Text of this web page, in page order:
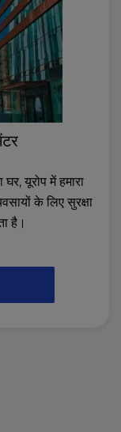
यूरोप में हमारा
के लिए सुरक्षा
है।